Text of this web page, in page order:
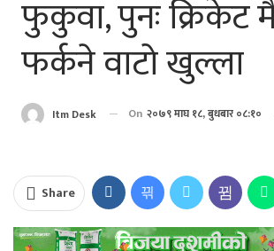
फुकुवा, पुनः क्रिकेट
फर्कने वाटो खुल्ला
Itm Desk On २०७९ माघ १८, बुधबार ०८:१०
Share